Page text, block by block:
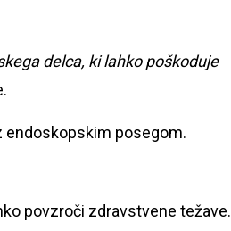
delca, ki lahko poškoduje
endoskopskim posegom.
povzroči zdravstvene težave.